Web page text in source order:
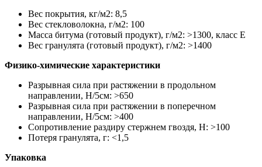
Вес покрытия, кг/м2: 8,5
Вес стекловолокна, г/м2: 100
Масса битума (готовый продукт), г/м2: >1300, класс Е
Вес гранулята (готовый продукт), г/м2: >1400
Физико-химические характеристики
Разрывная сила при растяжении в продольном
направлении, H/5см: >650
Разрывная сила при растяжении в поперечном
направлении, H/5см: >400
Сопротивление раздиру стержнем гвоздя, H: >100
Потеря гранулята, г: <1,5
Упаковка